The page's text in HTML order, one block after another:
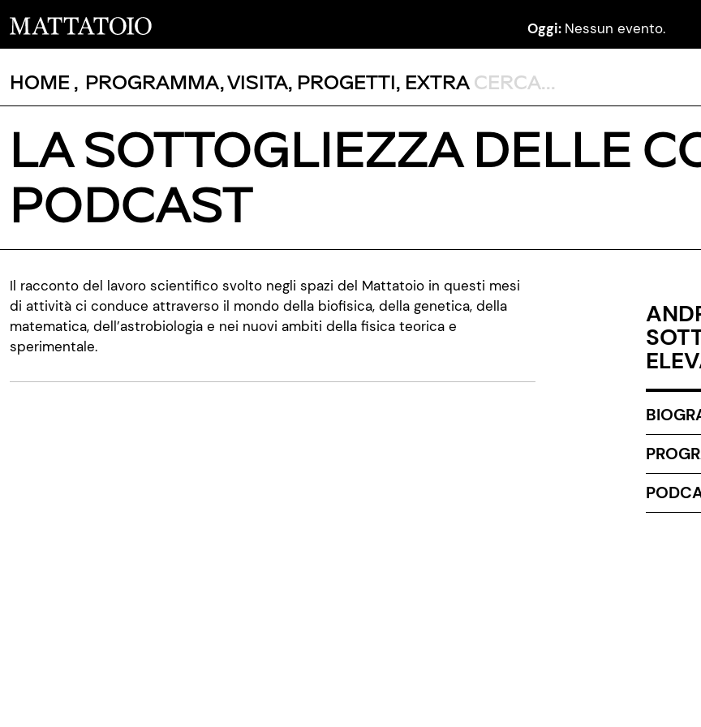
Oggi: Nessun evento.
HOME , PROGRAMMA,VISITA, PROGETTI, EXTRA
LA SOTTOGLIEZZA DELLE
PODCAST
Il racconto del lavoro scientifico svolto negli spazi del Mattatoio in questi mesi
di attività ci conduce attraverso il mondo della biofisica, della genetica, della
matematica, dell’astrobiologia e nei nuovi ambiti della fisica teorica e
sperimentale.